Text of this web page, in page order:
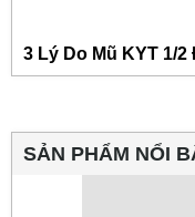
3 Lý Do Mũ KYT 1/
SẢN PHẨM NỔI